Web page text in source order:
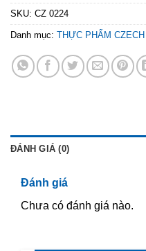
SKU: CZ 0224
Danh mục: THỰC PHẨM CZECH
ĐÁNH GIÁ (0)
Đánh giá
Chưa có đánh giá nào.